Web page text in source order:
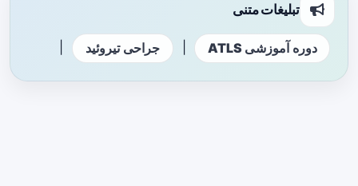
تبلیغات متنی
دوره آموزشی ATLS جراحی تیروئید